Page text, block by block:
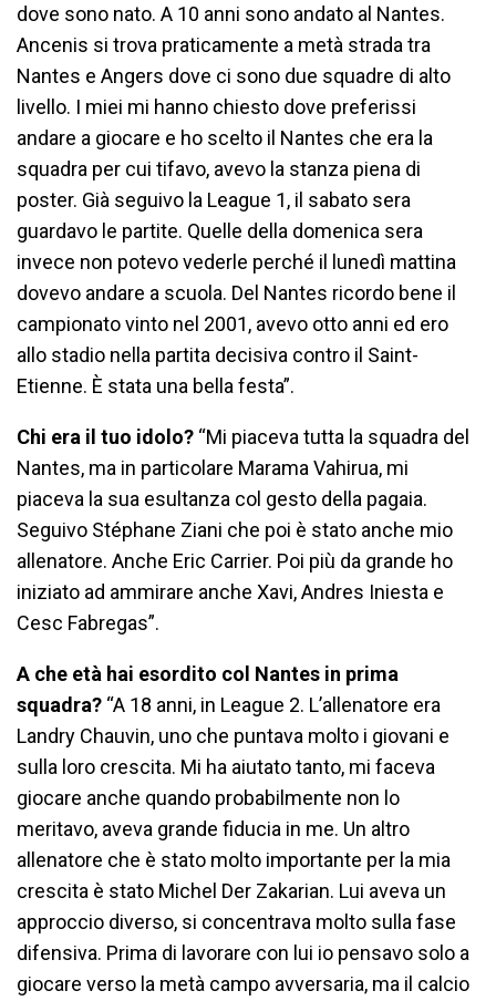
dove sono nato. A 10 anni sono andato al Nantes.
Ancenis si trova praticamente a metà strada tra
Nantes e Angers dove ci sono due squadre di alto
livello. I miei mi hanno chiesto dove preferissi
andare a giocare e ho scelto il Nantes che era la
squadra per cui tifavo, avevo la stanza piena di
poster. Già seguivo la League 1, il sabato sera
guardavo le partite. Quelle della domenica sera
invece non potevo vederle perché il lunedì mattina
dovevo andare a scuola. Del Nantes ricordo bene il
campionato vinto nel 2001, avevo otto anni ed ero
allo stadio nella partita decisiva contro il Saint-
Etienne. È stata una bella festa”.
Chi era il tuo idolo? “Mi piaceva tutta la squadra del
Nantes, ma in particolare Marama Vahirua, mi
piaceva la sua esultanza col gesto della pagaia.
Seguivo Stéphane Ziani che poi è stato anche mio
allenatore. Anche Eric Carrier. Poi più da grande ho
iniziato ad ammirare anche Xavi, Andres Iniesta e
Cesc Fabregas”.
A che età hai esordito col Nantes in prima
squadra? “A 18 anni, in League 2. L’allenatore era
Landry Chauvin, uno che puntava molto i giovani e
sulla loro crescita. Mi ha aiutato tanto, mi faceva
giocare anche quando probabilmente non lo
meritavo, aveva grande fiducia in me. Un altro
allenatore che è stato molto importante per la mia
crescita è stato Michel Der Zakarian. Lui aveva un
approccio diverso, si concentrava molto sulla fase
difensiva. Prima di lavorare con lui io pensavo solo a
giocare verso la metà campo avversaria, ma il calcio